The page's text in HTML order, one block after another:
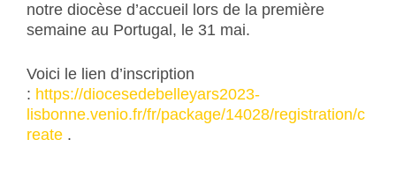
notre diocèse d’accueil lors de la première
semaine au Portugal, le 31 mai.
Voici le lien d’inscription
: https://diocesedebelleyars2023-
lisbonne.venio.fr/fr/package/14028/registration/c
reate .